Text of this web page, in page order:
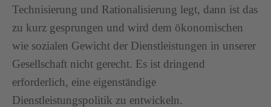
Technisierung und Rationalisierung legt, dann ist das
zu kurz gesprungen und wird dem ökonomischen
wie sozialen Gewicht der Dienstleistungen in unserer
Gesellschaft nicht gerecht. Es ist dringend
erforderlich, eine eigenständige
Dienstleistungspolitik zu entwickeln.